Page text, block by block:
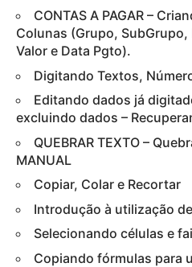
CONTAS A PAGAR –
Colunas (Grupo,
Valor e Data Pgto).
Digitando Textos,
Editando dados já
excluindo dados –
QUEBRAR TEXTO –
MANUAL
Copiar, Colar e Recortar
Introdução à utilização
Selecionando células e
Copiando fórmulas para